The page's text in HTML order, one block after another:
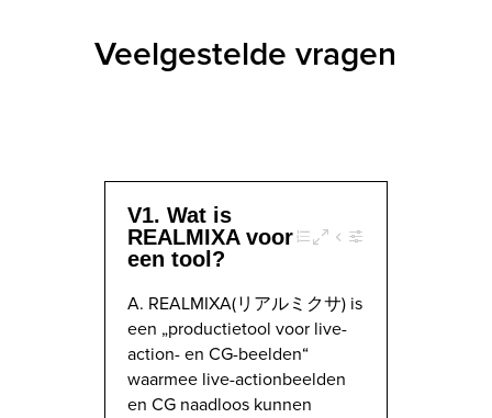
Veelgestelde vragen
V1. Wat is
REALMIXA voor
een tool?
A. REALMIXA(リアルミクサ) is
een „productietool voor live-
action- en CG-beelden“
waarmee live-actionbeelden
en CG naadloos kunnen